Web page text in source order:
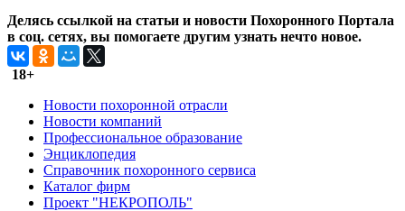
Делясь ссылкой на статьи и новости Похоронного Портала
в соц. сетях, вы помогаете другим узнать нечто новое.
18+
Новости похоронной отрасли
Новости компаний
Профессиональное образование
Энциклопедия
Справочник похоронного сервиса
Каталог фирм
Проект "НЕКРОПОЛЬ"